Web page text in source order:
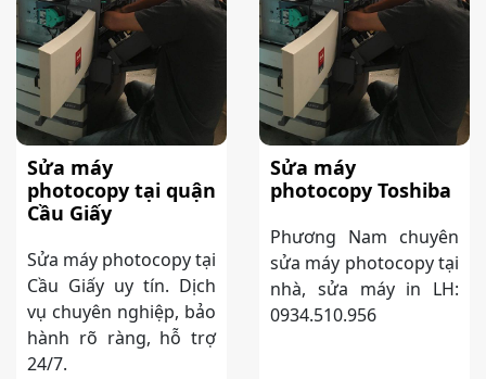
Sửa máy
photocopy tại quận
Cầu Giấy
Sửa máy photocopy tại
Cầu Giấy uy tín. Dịch
vụ chuyên nghiệp, bảo
hành rõ ràng, hỗ trợ
24/7.
Sửa máy
photocopy Toshiba
Phương Nam chuyên
sửa máy photocopy tại
nhà, sửa máy in LH:
0934.510.956